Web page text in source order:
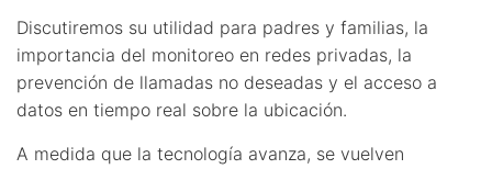
Discutiremos su utilidad para padres y familias, la
importancia del monitoreo en redes privadas, la
prevención de llamadas no deseadas y el acceso a
datos en tiempo real sobre la ubicación.
A medida que la tecnología avanza, se vuelven